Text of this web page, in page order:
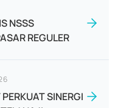
NSSS
REGULER
SINERGI